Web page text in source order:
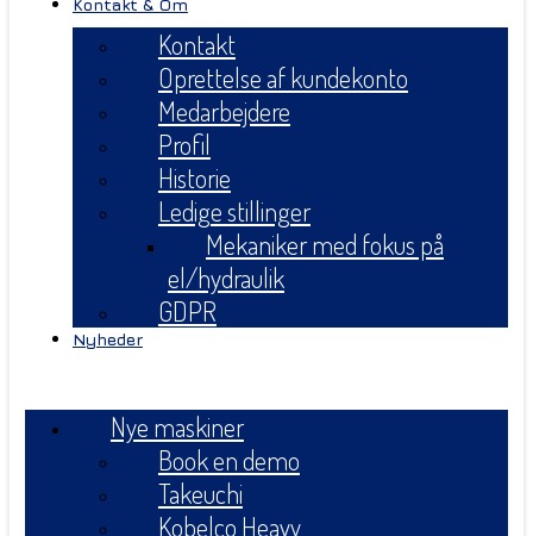
Kontakt & Om
Kontakt
Oprettelse af kundekonto
Medarbejdere
Profil
Historie
Ledige stillinger
Mekaniker med fokus på
el/hydraulik
GDPR
Nyheder
Nye maskiner
Book en demo
Takeuchi
Kobelco Heavy